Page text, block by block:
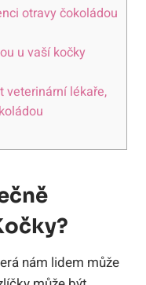
otravy čokoládou
u vaší kočky
veterinární lékaře,
nám lidem může